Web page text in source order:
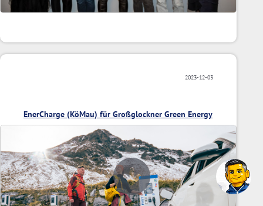
2023-12-03
EnerCharge (KöMau) für Großglockner Green Energy